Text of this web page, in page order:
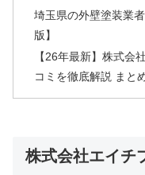
埼玉県の外壁塗装業
版】
【26年最新】株式会
コミを徹底解説 まと
株式会社エイチ